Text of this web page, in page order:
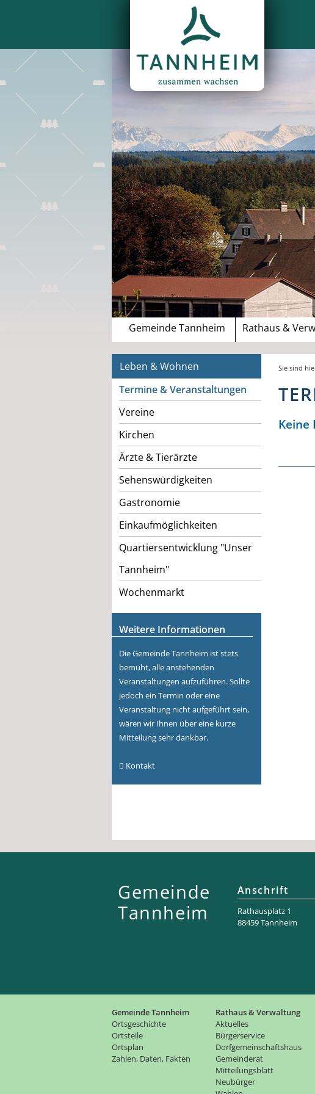
Gemeinde Tannheim Rathaus &
Leben & Wohnen
Termine & Veranstaltungen
Vereine
Kirchen
Ärzte & Tierärzte
Sehenswürdigkeiten
Gastronomie
Einkaufmöglichkeiten
Quartiersentwicklung "Unser
Tannheim"
Wochenmarkt
Weitere Informationen
Die Gemeinde Tannheim ist stets
bemüht, alle anstehenden
Veranstaltungen aufzuführen. Sollte
jedoch ein Termin oder eine
Veranstaltung nicht aufgeführt sein,
wären wir Ihnen über eine kurze
Mitteilung sehr dankbar.
Kontakt
Sie sind
Keine
Gemeinde
Tannheim
Anschrift
Rathaus­platz 1
88459 Tannheim
Gemeinde Tannheim
Ortsgeschichte
Ortsteile
Ortsplan
Zahlen, Daten, Fakten
Rathaus & Verwaltung
Aktuelles
Bürgerservice
Dorfgemeinschaftshaus
Gemeinderat
Mitteilungsblatt
Neubürger